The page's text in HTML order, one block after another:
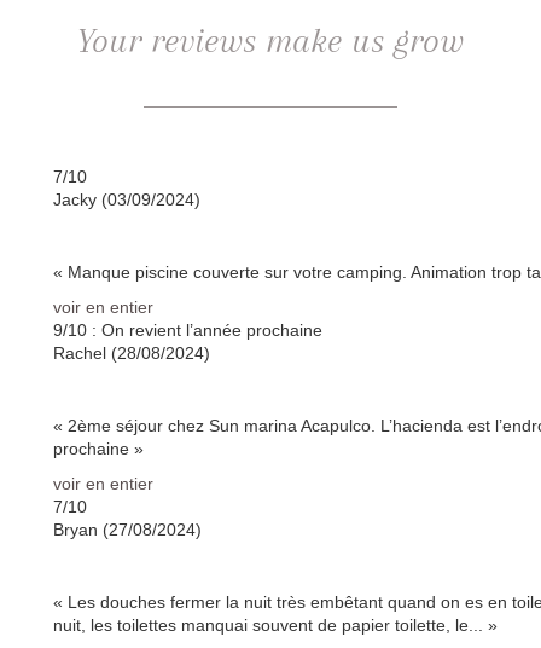
Your reviews make us grow
7/10
Jacky (03/09/2024)
« Manque piscine couverte sur votre camping. Animation trop
voir en entier
9/10: On revient l’année prochaine
Rachel (28/08/2024)
« 2ème séjour chez Sun marina Acapulco. L’hacienda est
prochaine »
voir en entier
7/10
Bryan (27/08/2024)
« Les douches fermer la nuit très embêtant quand on es en
nuit, les toilettes manquai souvent de papier toilette, le... »